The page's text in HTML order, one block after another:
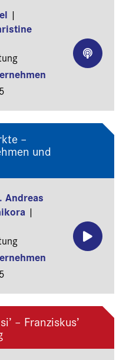
|
–
und
Andreas
|
– Franziskus’